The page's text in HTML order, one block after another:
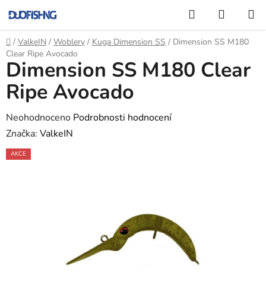
na
obsah
Hledat
KOŠÍK
Domů
/ ValkeIN / Woblery / Kuga Dimension SS / Dimension SS M180
Clear Ripe Avocado
Dimension SS M180 Clear
Ripe Avocado
Průměrné
hodnocení
produktu
Neohodnoceno Podrobnosti hodnocení
Značka: ValkeIN
AKCE